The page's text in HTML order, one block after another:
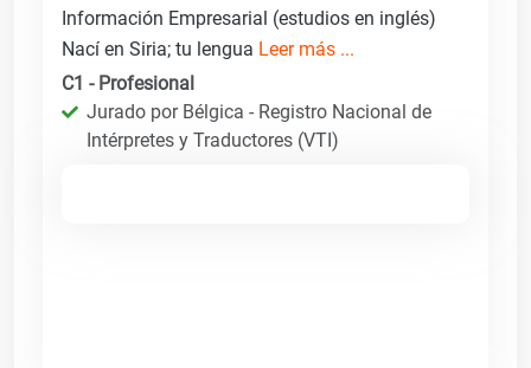
Información Empresarial (estudios en inglés)
Nací en Siria; tu lengua Leer más ...
C1 - Profesional
Jurado por Bélgica - Registro Nacional de
Intérpretes y Traductores (VTI)